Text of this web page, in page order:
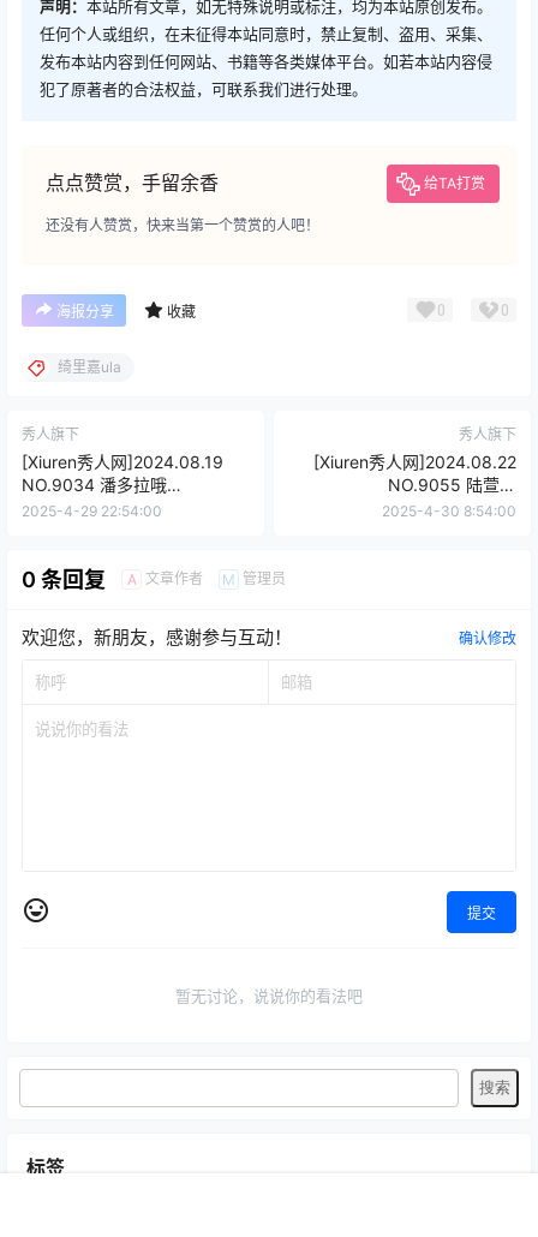
声明： 本站所有文章，如无特殊说明或标注，均为本站原创发布。
任何个人或组织，在未征得本站同意时，禁止复制、盗用、采集、
发布本站内容到任何网站、书籍等各类媒体平台。如若本站内容侵
犯了原著者的合法权益，可联系我们进行处理。
点点赞赏，手留余香 给TA打赏
还没有人赞赏，快来当第一个赞赏的人吧！
海报分享 收藏 0 0
绮里嘉ula
秀人旗下
[Xiuren秀人网]2024.08.19
NO.9034 潘多拉哦
[73+1P/668MB]
2025-4-29 22:54:00
秀人旗下
[Xiuren秀人网]2024.08.22
NO.9055 陆萱萱
[80+1P/726MB]
2025-4-30 8:54:00
0 条回复 A 文章作者 M 管理员
欢迎您，新朋友，感谢参与互动！ 确认修改
提交
暂无讨论，说说你的看法吧
标签